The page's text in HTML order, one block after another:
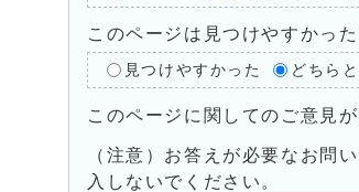
このページは見つけやすかった
見つけやすかった どちら
このページに関してのご意見
（注意）お答えが必要なお問
入しないでください。